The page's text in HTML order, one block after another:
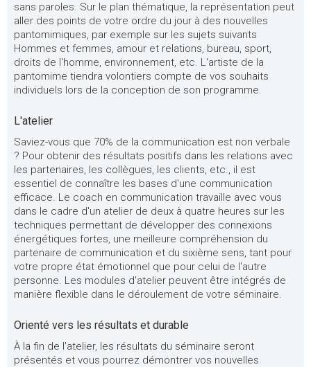
sans paroles. Sur le plan thématique, la représentation peut
aller des points de votre ordre du jour à des nouvelles
pantomimiques, par exemple sur les sujets suivants
Hommes et femmes, amour et relations, bureau, sport,
droits de l'homme, environnement, etc. L'artiste de la
pantomime tiendra volontiers compte de vos souhaits
individuels lors de la conception de son programme.
L'atelier
Saviez-vous que 70% de la communication est non verbale
? Pour obtenir des résultats positifs dans les relations avec
les partenaires, les collègues, les clients, etc., il est
essentiel de connaître les bases d'une communication
efficace. Le coach en communication travaille avec vous
dans le cadre d'un atelier de deux à quatre heures sur les
techniques permettant de développer des connexions
énergétiques fortes, une meilleure compréhension du
partenaire de communication et du sixième sens, tant pour
votre propre état émotionnel que pour celui de l'autre
personne. Les modules d'atelier peuvent être intégrés de
manière flexible dans le déroulement de votre séminaire.
Orienté vers les résultats et durable
À la fin de l'atelier, les résultats du séminaire seront
présentés et vous pourrez démontrer vos nouvelles